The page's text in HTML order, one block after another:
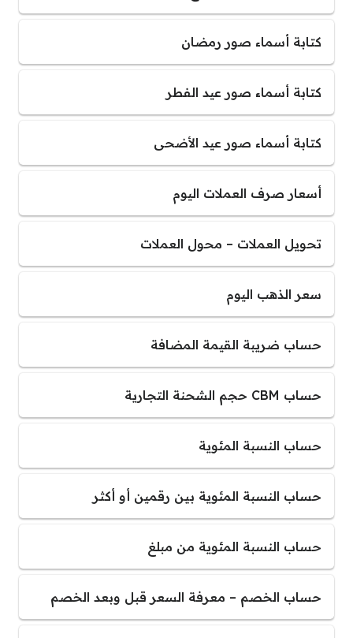
كتابة أسماء صور رمضان
كتابة أسماء صور عيد الفطر
كتابة أسماء صور عيد الأضحى
أسعار صرف العملات اليوم
تحويل العملات – محول العملات
سعر الذهب اليوم
حساب ضريبة القيمة المضافة
حساب CBM حجم الشحنة التجارية
حساب النسبة المئوية
حساب النسبة المئوية بين رقمين أو أكثر
حساب النسبة المئوية من مبلغ
حساب الخصم – معرفة السعر قبل وبعد الخصم